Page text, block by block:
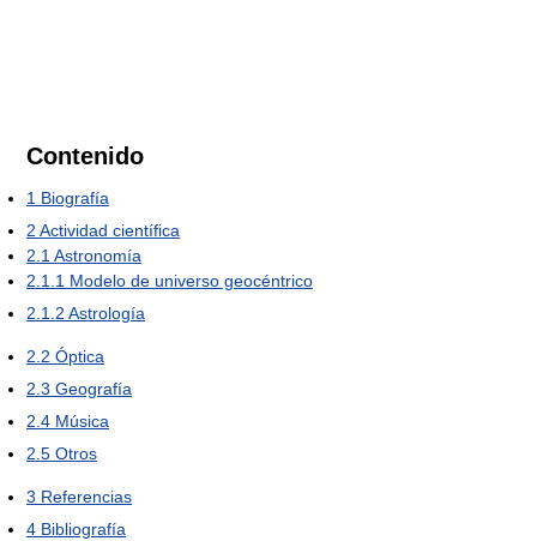
Contenido
1 Biografía
2 Actividad científica
2.1Astronomía
2.1.1 Modelo de universo geocéntrico
2.1.2 Astrología
2.2 Óptica
2.3 Geografía
2.4 Música
2.5 Otros
3 Referencias
4 Bibliografía